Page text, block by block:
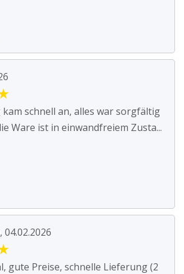
schnell an, alles war sorgfältig
Ware ist in einwandfreiem Zusta...
04.02.2026
gute Preise, schnelle Lieferung (2